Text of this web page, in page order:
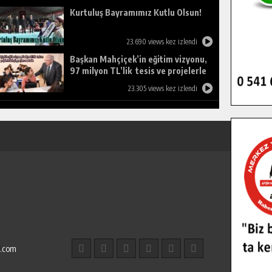
Kurtuluş Bayramımız Kutlu Olsun!
23.690 views kez izlendi
Başkan Mahçiçek’in eğitim vizyonu,
97 milyon TL’lik tesis ve projelerle
23.305 views kez izlendi